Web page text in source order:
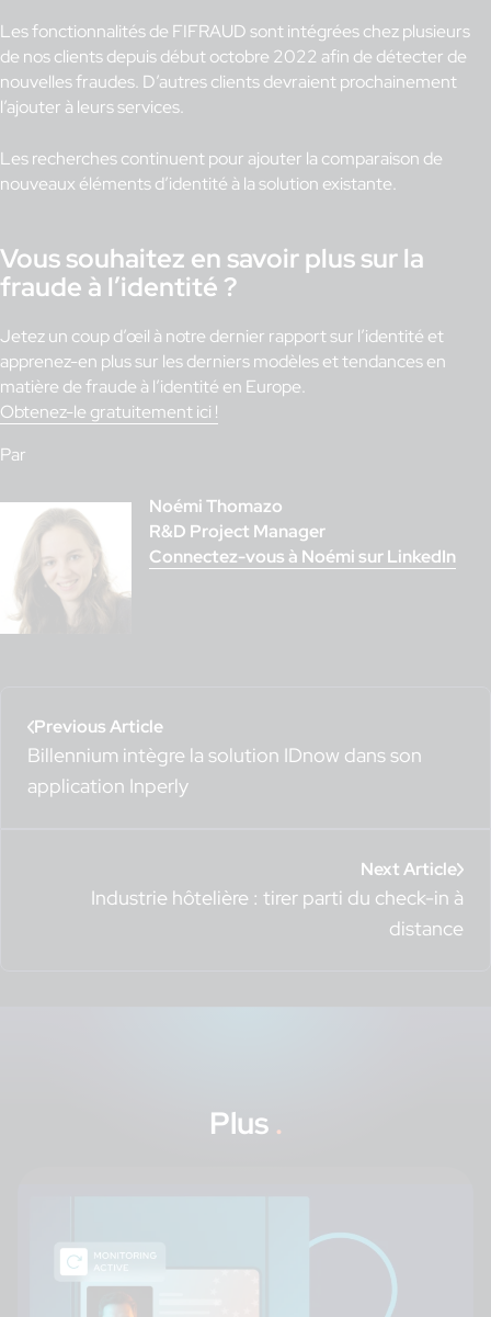
Les fonctionnalités de FIFRAUD sont intégrées chez plusieurs
de nos clients depuis début octobre 2022 afin de détecter de
nouvelles fraudes. D’autres clients devraient prochainement
l’ajouter à leurs services.
Les recherches continuent pour ajouter la comparaison de
nouveaux éléments d’identité à la solution existante.
Vous souhaitez en savoir plus sur la
fraude à l’identité ?
Jetez un coup d’œil à notre dernier rapport sur l’identité et
apprenez-en plus sur les derniers modèles et tendances en
matière de fraude à l’identité en Europe.
Obtenez-le gratuitement ici !
Par
Noémi Thomazo
R&D Project Manager
Connectez-vous à Noémi sur LinkedIn
Previous Article
Billennium intègre la solution IDnow dans son
application Inperly
Next Article
Industrie hôtelière : tirer parti du check-in à
distance
Plus .